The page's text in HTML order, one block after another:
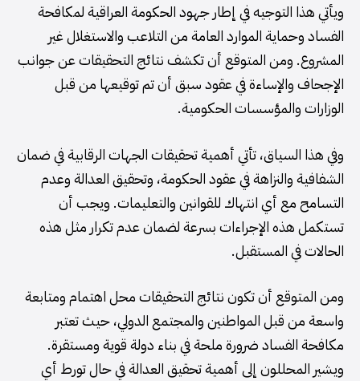
ويأتي هذا التوجيه في إطار جهود الحكومة العراقية لمكافحة
الفساد وحماية الموارد العامة من التلاعب والاستغلال غير
المشروع. ومن المتوقع أن تكشف نتائج التحقيقات عن جوانب
الإجحاف والإساءة في عقود سبق أن تم توقيعها من قبل
الوزارات والمؤسسات الحكومية.
وفي هذا السياق، تأتي أهمية تحقيقات الجهات الرقابية في ضمان
الشفافية والنزاهة في عقود الحكومة، وتحقيق العدالة وعدم
التسامح مع أي انتهاك للقوانين والتعليمات. ويجب أن
تستكمل هذه الإجراءات بسرعة لضمان عدم تكرار مثل هذه
الحالات في المستقبل.
ومن المتوقع أن تكون نتائج التحقيقات محل اهتمام ومتابعة
واسعة من قبل المواطنين والمجتمع الدولي، حيث تعتبر
مكافحة الفساد ضرورة ملحة في بناء دولة قوية ومستقرة.
ويشير المحللون إلى أهمية تحقيق العدالة في حال تورط أي